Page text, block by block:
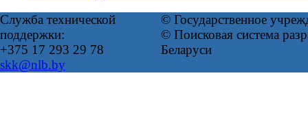
Служба технической
поддержки:
+375 17 293 29 78
skk@nlb.by
© Государственное
© Поисковая система
Беларуси